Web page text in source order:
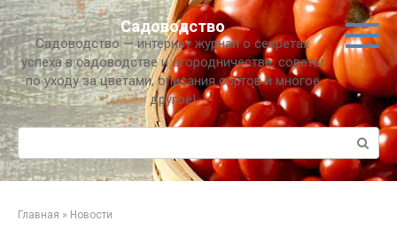
Перейти
к
контенту
Садоводство
Садоводство — интернет журнал о секретах
успеха в садоводстве и огородничестве, советы
по уходу за цветами, описания сортов и многое
другое!
Поиск:
Главная » Новости